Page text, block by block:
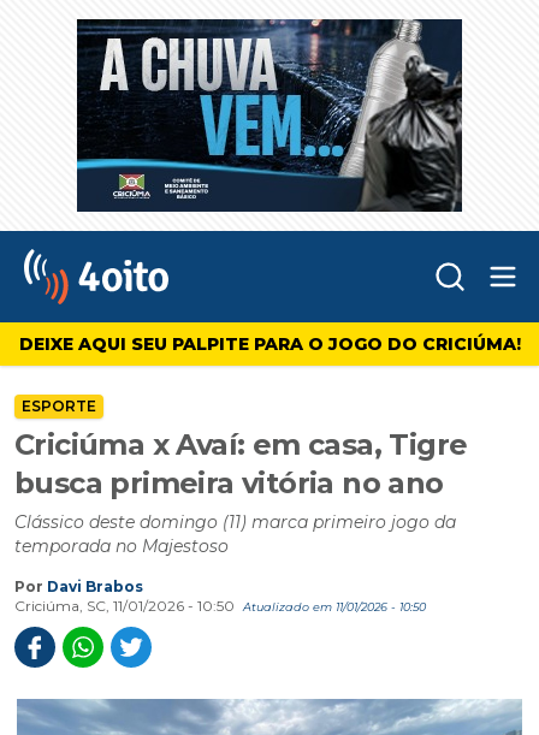
4oito
DEIXE AQUI SEU PALPITE PARA O JOGO DO CRICIÚMA!
ESPORTE
Criciúma x Avaí: em casa, Tigre
busca primeira vitória no ano
Clássico deste domingo (11) marca primeiro jogo da
temporada no Majestoso
Por Davi Brabos
Criciúma, SC, 11/01/2026 - 10:50
Atualizado em 11/01/2026 - 10:50